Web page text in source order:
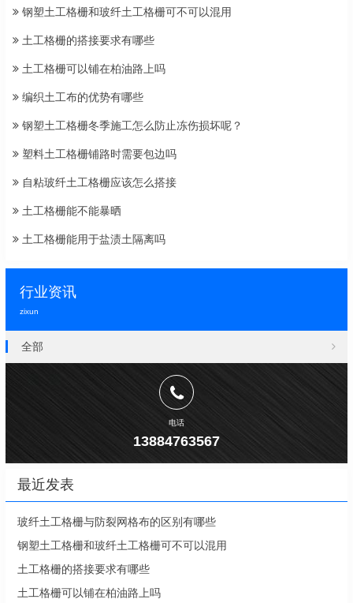
钢塑土工格栅和玻纤土工格栅可不可以混用
土工格栅的搭接要求有哪些
土工格栅可以铺在柏油路上吗
编织土工布的优势有哪些
钢塑土工格栅冬季施工怎么防止冻伤损坏呢？
塑料土工格栅铺路时需要包边吗
自粘玻纤土工格栅应该怎么搭接
土工格栅能不能暴晒
土工格栅能用于盐渍土隔离吗
行业资讯
zixun
全部
电话
13884763567
最近发表
玻纤土工格栅与防裂网格布的区别有哪些
钢塑土工格栅和玻纤土工格栅可不可以混用
土工格栅的搭接要求有哪些
土工格栅可以铺在柏油路上吗